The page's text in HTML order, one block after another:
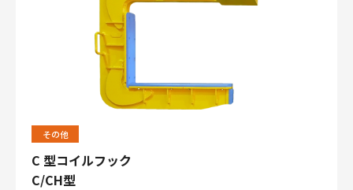
その他
C 型コイルフック
C/CH型